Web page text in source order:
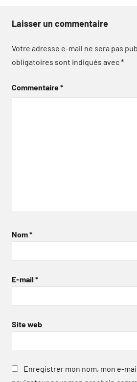
Laisser un commentaire
Votre adresse e-mail ne sera pas
obligatoires sont indiqués avec*
Commentaire*
Nom*
E-mail *
Site web
Enregistrer mon nom, mon e-